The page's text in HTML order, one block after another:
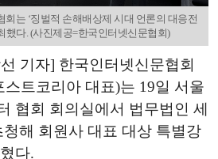
회는 ‘징벌적 손해배상제 시대 언론의 대응전
했다. (사진제공=한국인터넷신문협회)
기자] 한국인터넷신문협회
스트코리아 대표)는 19일 서울
협회 회의실에서 법무법인 세
해 회원사 대표 대상 특별강
다.